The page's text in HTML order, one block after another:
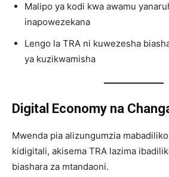
Malipo ya kodi kwa awamu
inapowezekana
Lengo la TRA ni kuwezesha
ya kuzikwamisha
Digital Economy na
Mwenda pia alizungumzia
kidigitali, akisema TRA lazima
biashara za mtandaoni.